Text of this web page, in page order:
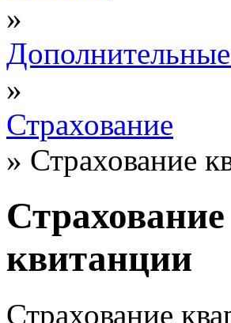
»
»
Страхование
» Страхование
квитанции
Страхование